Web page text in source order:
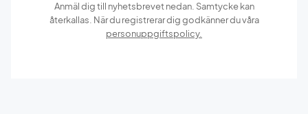
Anmäl dig till nyhetsbrevet nedan. Samtycke kan
återkallas. När du registrerar dig godkänner du våra
personuppgiftspolicy.